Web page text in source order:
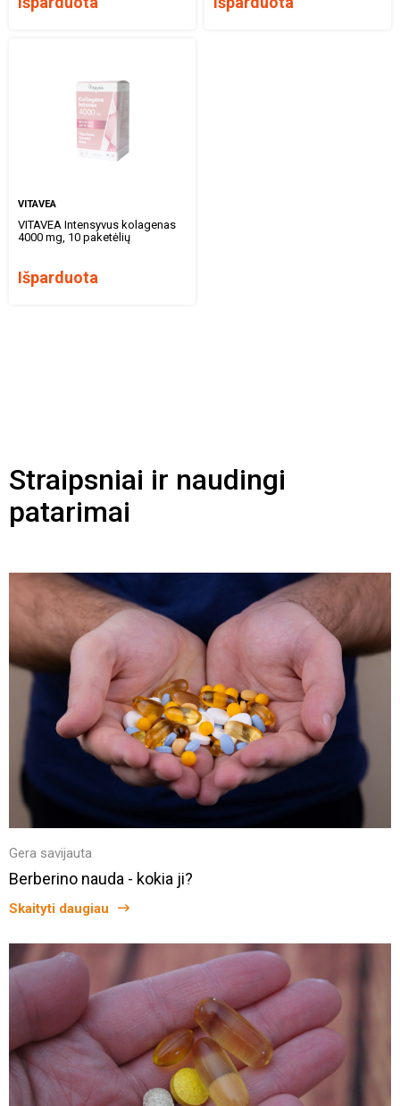
VITAVEA
VITAVEA Intensyvus kolagenas
4000 mg, 10 paketėlių
Išparduota
Straipsniai ir naudingi
patarimai
Gera savijauta
Berberino nauda - kokia ji?
Skaityti daugiau